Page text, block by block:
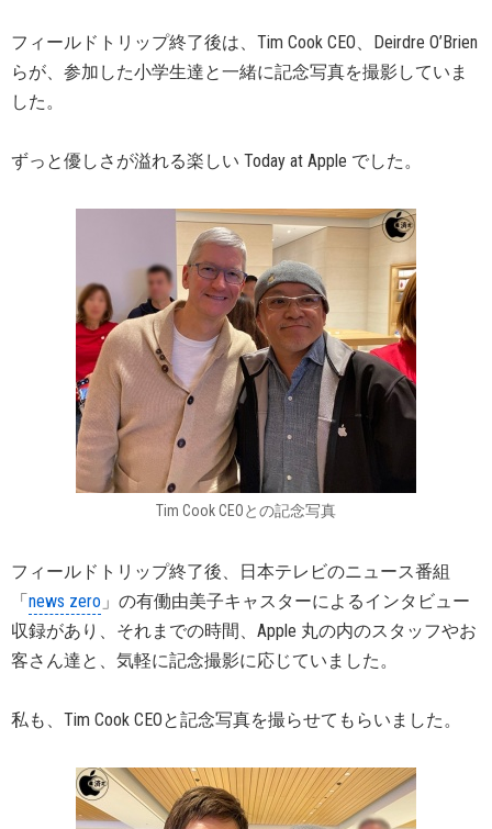
フィールドトリップ終了後は、Tim Cook CEO、Deirdre O’Brien
らが、参加した小学生達と一緒に記念写真を撮影していま
した。
ずっと優しさが溢れる楽しい Today at Apple でした。
Tim Cook CEOとの記念写真
フィールドトリップ終了後、日本テレビのニュース番組
「news zero 」の有働由美子キャスターによるインタビュー
収録があり、それまでの時間、Apple 丸の内のスタッフやお
客さん達と、気軽に記念撮影に応じていました。
私も、Tim Cook CEOと記念写真を撮らせてもらいました。